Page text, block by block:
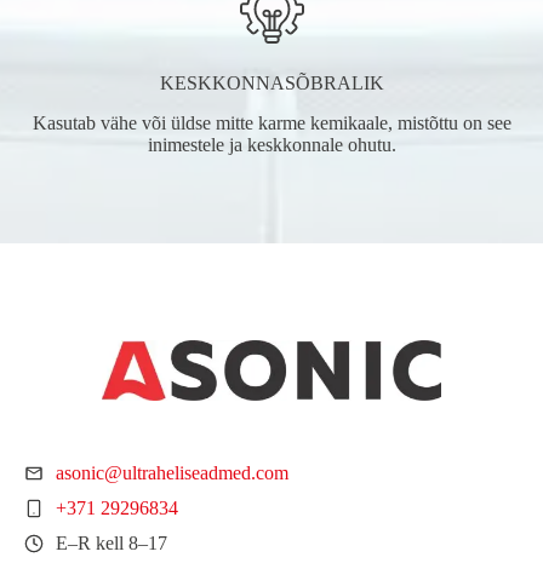
KESKKONNASÕBRALIK
Kasutab vähe või üldse mitte karme kemikaale, mistõttu on see
inimestele ja keskkonnale ohutu.
asonic@ultraheliseadmed.com
+371 29296834
E–R kell 8–17